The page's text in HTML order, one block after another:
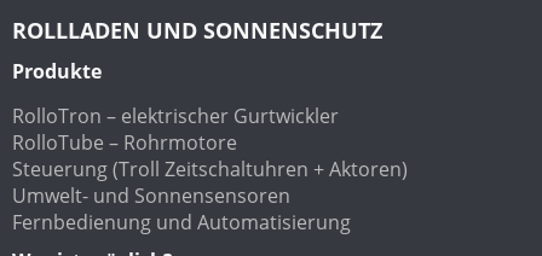
ROLLLADEN UND SONNENSCHUTZ
Produkte
RolloTron – elektrischer Gurtwickler
RolloTube – Rohrmotore
Steuerung (Troll Zeitschaltuhren + Aktoren)
Umwelt- und Sonnensensoren
Fernbedienung und Automatisierung